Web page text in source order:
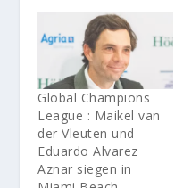
Global Champions
League : Maikel van
der Vleuten und
Eduardo Alvarez
Aznar siegen in